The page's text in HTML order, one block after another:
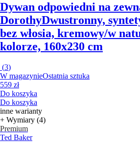
Dywan odpowiedni na
DorothyDwustronny,
bez włosia, kremowy/w
kolorze, 160x230 cm
(3)
W magazynieOstatnia sztuka
559 zł
Do koszyka
Do koszyka
inne warianty
+ Wymiary (4)
Premium
Ted Baker